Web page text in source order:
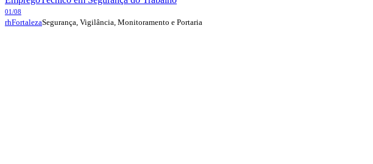
01/08
rhFortalezaSegurança, Vigilância, Monitoramento e Portaria